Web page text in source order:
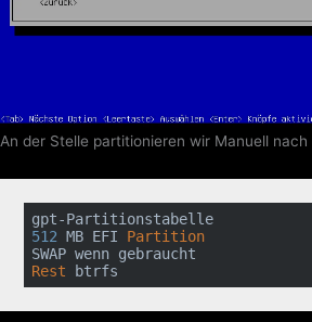
An der Stelle partitionieren wir Manuell nach
gpt-Partitionstabelle
512 MB EFI Partition
Rest btrfs